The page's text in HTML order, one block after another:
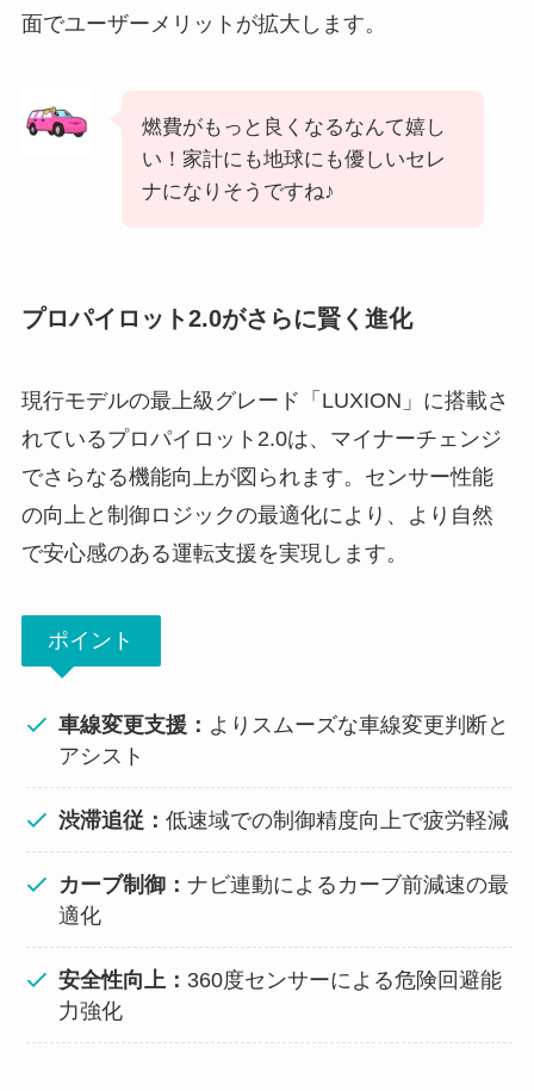
面でユーザーメリットが拡大します。
燃費がもっと良くなるなんて嬉し
い！家計にも地球にも優しいセレ
ナになりそうですね♪
プロパイロット2.0がさらに賢く進化
現行モデルの最上級グレード「LUXION」に搭載さ
れているプロパイロット2.0は、マイナーチェンジ
でさらなる機能向上が図られます。センサー性能
の向上と制御ロジックの最適化により、より自然
で安心感のある運転支援を実現します。
ポイント
車線変更支援： よりスムーズな車線変更判断と
アシスト
渋滞追従：低速域での制御精度向上で疲労軽減
カーブ制御：ナビ連動によるカーブ前減速の最
適化
安全性向上： 360度センサーによる危険回避能
力強化